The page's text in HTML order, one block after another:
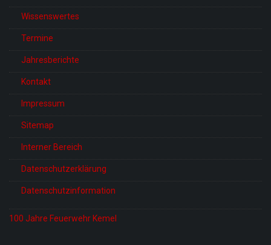
Wissenswertes
Termine
Jahresberichte
Kontakt
Impressum
Sitemap
Interner Bereich
Datenschutzerklärung
Datenschutzinformation
100 Jahre Feuerwehr Kemel